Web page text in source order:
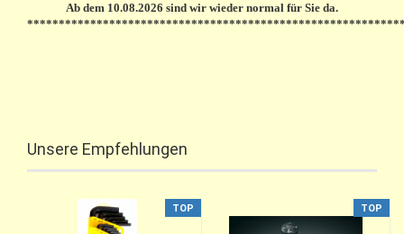
Ab dem 10.08.2026 sind wir wieder normal für Sie da.
Unsere Empfehlungen
TOP TOP